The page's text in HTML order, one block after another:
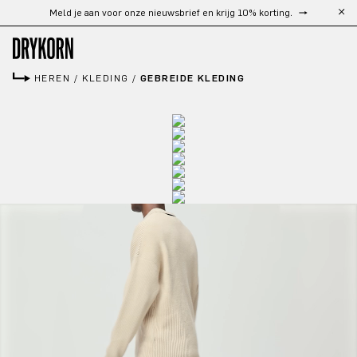
Ga naar de hoofdinhoud
Gratis verzending vanaf €300
HEREN / KLEDING / GEBREIDE KLEDING